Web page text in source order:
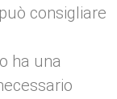
consigliare
ha una